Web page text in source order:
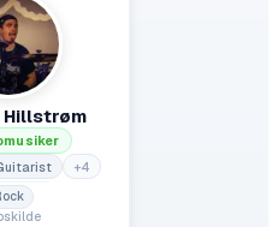
Hillstrøm
+4